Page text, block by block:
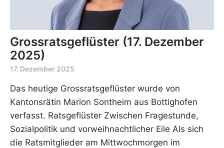
Grossratsgeflüster (17. Dezember
2025)
17. Dezember 2025
Das heutige Grossratsgeflüster wurde von
Kantonsrätin Marion Sontheim aus Bottighofen
verfasst. Ratsgeflüster Zwischen Fragestunde,
Sozialpolitik und vorweihnachtlicher Eile Als sich
die Ratsmitglieder am Mittwochmorgen im